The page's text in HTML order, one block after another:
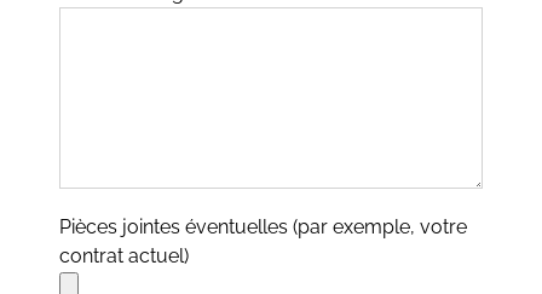
Pièces jointes éventuelles (par exemple, votre
contrat actuel)